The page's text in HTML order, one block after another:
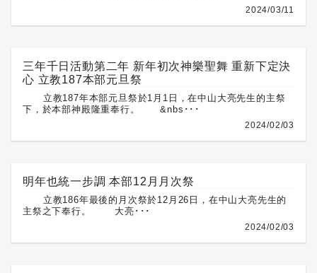
2024/03/11
三年千日活動第二年 新年初次神樂聖舞 重新下定決
心 立教187本部元旦祭
立教187年本部元旦祭於1月1日，在中山大亮先生的主祭
下，於本部神殿隆重奉行。 &nbs･･･
2024/02/03
明年也統一步調 本部12月月次祭
立教186年最後的月次祭於12月26日，在中山大亮先生的
主祭之下奉行。 大亮･･･
2024/02/03